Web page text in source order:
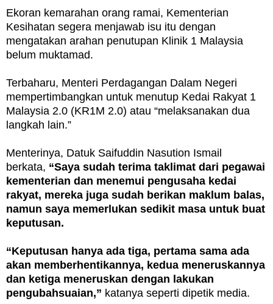
Ekoran kemarahan orang ramai, Kementerian
Kesihatan segera menjawab isu itu dengan
mengatakan arahan penutupan Klinik 1 Malaysia
belum muktamad.
Terbaharu, Menteri Perdagangan Dalam Negeri
mempertimbangkan untuk menutup Kedai Rakyat 1
Malaysia 2.0 (KR1M 2.0) atau “melaksanakan dua
langkah lain.”
Menterinya, Datuk Saifuddin Nasution Ismail
berkata, “Saya sudah terima taklimat dari pegawai
kementerian dan menemui pengusaha kedai
rakyat, mereka juga sudah berikan maklum balas,
namun saya memerlukan sedikit masa untuk buat
keputusan.
“Keputusan hanya ada tiga, pertama sama ada
akan memberhentikannya, kedua meneruskannya
dan ketiga meneruskan dengan lakukan
pengubahsuaian,” katanya seperti dipetik media.